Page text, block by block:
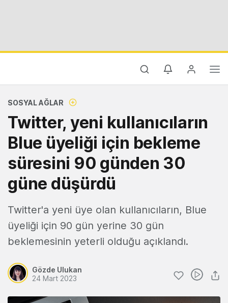
SOSYAL AĞLAR
Twitter, yeni kullanıcıların
Blue üyeliği için bekleme
süresini 90 günden 30
güne düşürdü
Twitter'a yeni üye olan kullanıcıların, Blue
üyeliği için 90 gün yerine 30 gün
beklemesinin yeterli olduğu açıklandı.
Gözde Ulukan
24 Mart 2023